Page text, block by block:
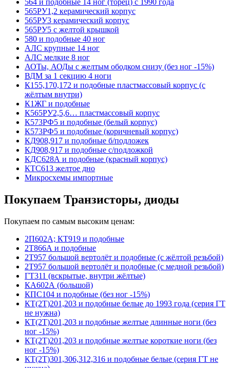
564 и подобные 14 ног (торец) с 1990 года
565РУ1,2 керамический корпус
565РУ3 керамический корпус
565РУ5 с желтой крышкой
580 и подобные 40 ног
АЛС крупные 14 ног
АЛС мелкие 8 ног
АОТы, АОДы с желтым ободком снизу (без ног -15%)
ВДМ за 1 секцию 4 ноги
К155,170,172 и подобные пластмассовый корпус (с
жёлтым внутри)
К1ЖГ и подобные
К565РУ2,5,6… пластмассовый корпус
К573РФ5 и подобные (белый корпус)
К573РФ5 и подобные (коричневый корпус)
КД908,917 и подобные б/подложек
КД908,917 и подобные с/подложкой
КДС628А и подобные (красный корпус)
КТС613 желтое дно
Микросхемы импортные
Покупаем Транзисторы, диоды
Покупаем по самым высоким ценам:
2П602А; КТ919 и подобные
2Т866А и подобные
2Т957 большой вертолёт и подобные (с жёлтой резьбой)
2Т957 большой вертолёт и подобные (с медной резьбой)
ГТ311 (вскрытые, внутри жёлтые)
КА602А (большой)
КПС104 и подобные (без ног -15%)
КТ(2Т)201,203 и подобные белые до 1993 года (серия ГТ
не нужна)
КТ(2Т)201,203 и подобные желтые длинные ноги (без
ног -15%)
КТ(2Т)201,203 и подобные желтые короткие ноги (без
ног -15%)
КТ(2Т)301,306,312,316 и подобные белые (серия ГТ не